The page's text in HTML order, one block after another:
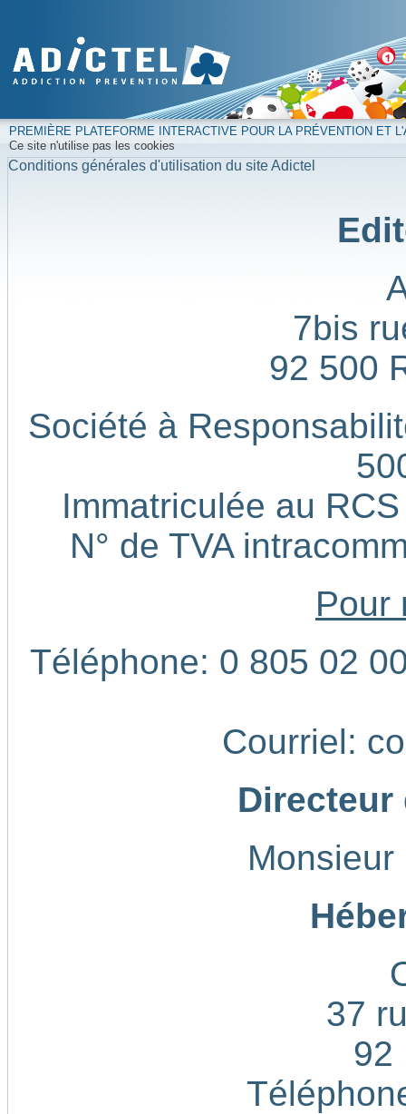
PREMIÈRE PLATEFORME INTERACTIVE POUR LA PRÉVENTION ET
Ce site n'utilise pas les cookies
Conditions générales d'utilisation du site Adictel
7bis
92 500
Société à
Immatriculée au
N° de TVA
Pour
Téléphone: 0 805 02
Courriel:
Monsieur
37
92